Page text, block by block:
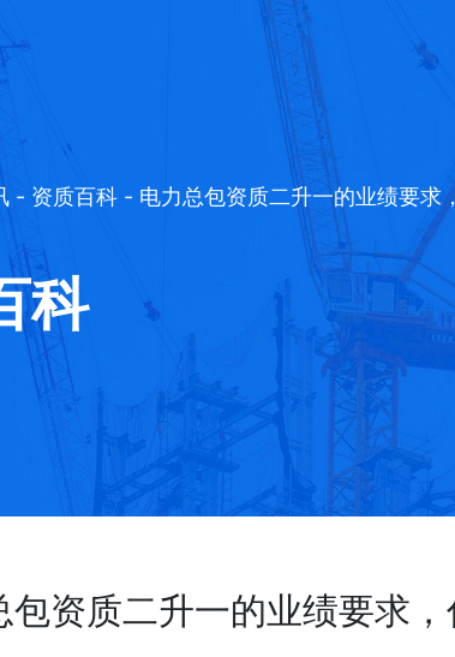
- 资质百科 - 电力总包资质二升一的业绩要求
科
包资质二升一的业绩要求